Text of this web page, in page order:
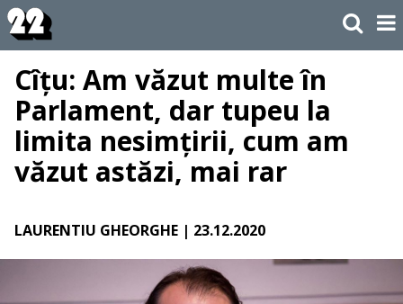
Cîțu: Am văzut multe în
Parlament, dar tupeu la
limita nesimțirii, cum am
văzut astăzi, mai rar
LAURENTIU GHEORGHE | 23.12.2020